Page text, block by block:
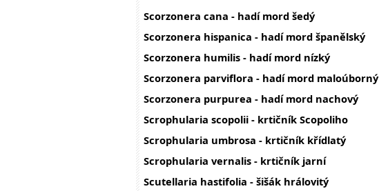
Scorzonera cana - hadí mord šedý
Scorzonera hispanica - hadí mord španělský
Scorzonera humilis - hadí mord nízký
Scorzonera parviflora - hadí mord maloúborný
Scorzonera purpurea - hadí mord nachový
Scrophularia scopolii - krtičník Scopoliho
Scrophularia umbrosa - krtičník křídlatý
Scrophularia vernalis - krtičník jarní
Scutellaria hastifolia - šišák hrálovitý